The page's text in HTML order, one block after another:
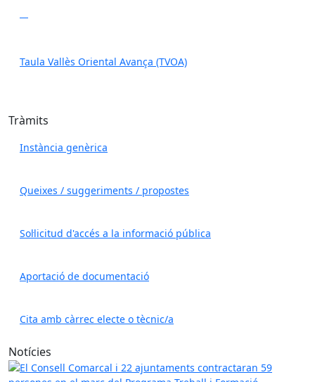
Taula Vallès Oriental Avança (TVOA)
Tràmits
Instància genèrica
Queixes / suggeriments / propostes
Sol·licitud d'accés a la informació pública
Aportació de documentació
Cita amb càrrec electe o tècnic/a
Notícies